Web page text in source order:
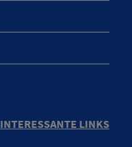
INTERESSANTE LINKS